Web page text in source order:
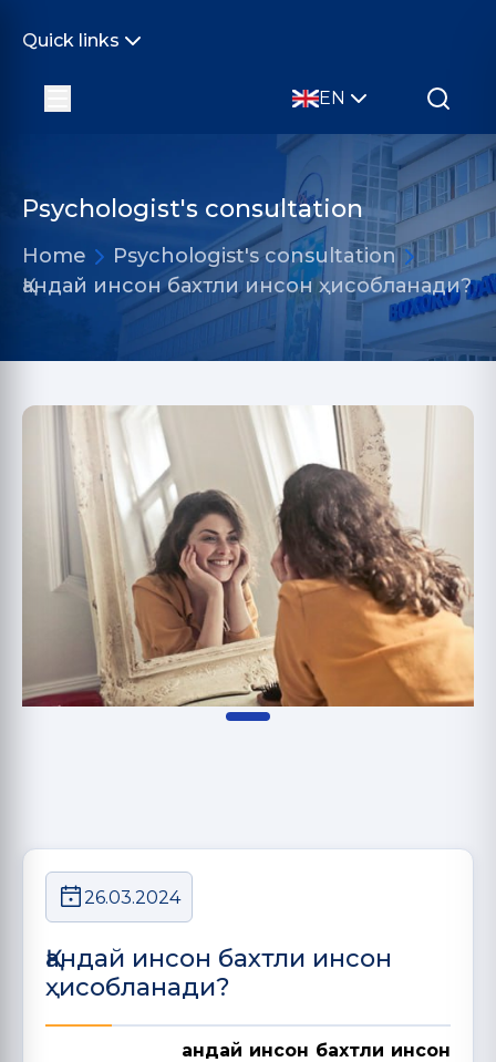
Quick links
EN
Psychologist's consultation
Home
Psychologist's consultation
Қандай инсон бахтли инсон ҳисобланади?
26.03.2024
Қандай инсон бахтли инсон
ҳисобланади?
Қандай инсон бахтли инсон